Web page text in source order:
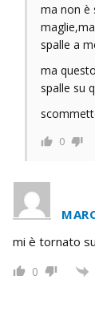
ma non è
spalle a
ma
spalle su
0
mi è tornato
0